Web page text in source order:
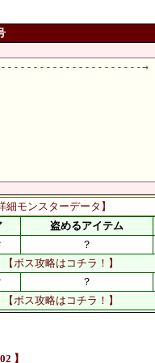
細モンスターデータ】
盗めるアイテム
？
【ボス攻略はコチラ！】
？
【ボス攻略はコチラ！】
】